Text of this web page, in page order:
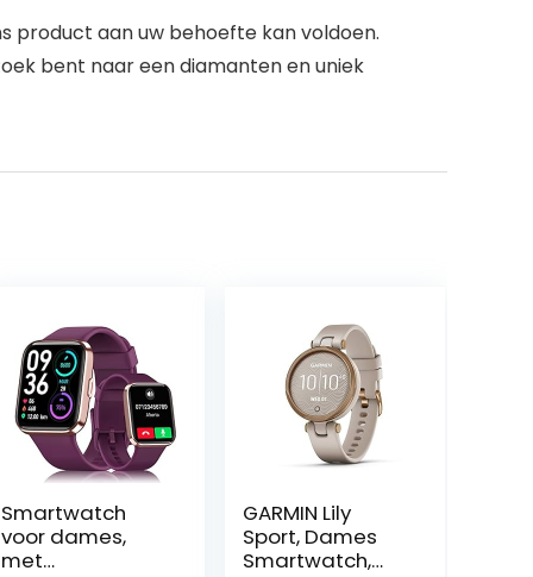
product aan uw behoefte kan voldoen.
bent naar een diamanten en uniek
Smartwatch
voor dames,
met
GARMIN Lily
Sport, Dames
Smartwatch,